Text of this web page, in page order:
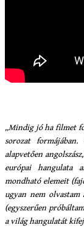
„Mindig jó ha filmet
sorozat
alapvetően
európai hangulata
mondható elemeit
ugyan nem
(egyszerűen
a világ hangulatát